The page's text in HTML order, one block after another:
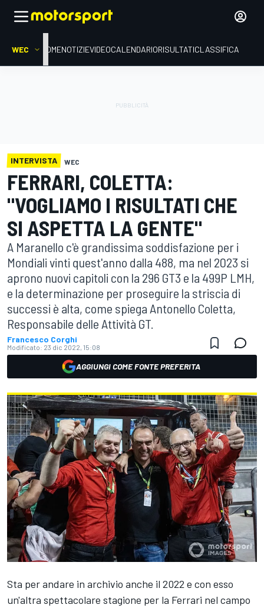
WEC HOMENOTIZIEVIDEOCALENDARIORISULTATICLASSIFICA
INTERVISTA WEC
FERRARI, COLETTA:
"VOGLIAMO I RISULTATI CHE
SI ASPETTA LA GENTE"
A Maranello c'è grandissima soddisfazione per i
Mondiali vinti quest'anno dalla 488, ma nel 2023 si
aprono nuovi capitoli con la 296 GT3 e la 499P LMH,
e la determinazione per proseguire la striscia di
successi è alta, come spiega Antonello Coletta,
Responsabile delle Attività GT.
Francesco Corghi
Modificato: 23 dic 2022, 15:08
AGGIUNGI COME FONTE PREFERITA
Sta per andare in archivio anche il 2022 e con esso
un'altra spettacolare stagione per la Ferrari nel campo